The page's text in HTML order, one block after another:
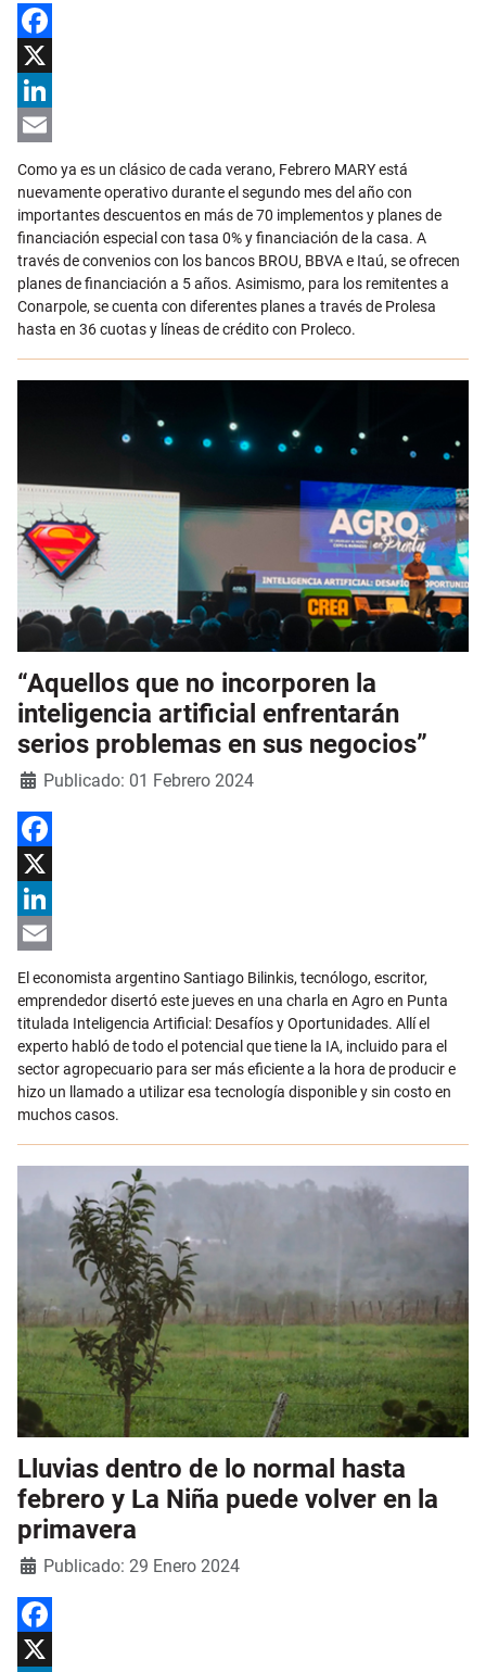
Facebook
X
LinkedIn
Como ya es un clásico de cada verano, Febrero MARY está
nuevamente operativo durante el segundo mes del año con
importantes descuentos en más de 70 implementos y planes de
financiación especial con tasa 0% y financiación de la casa. A
través de convenios con los bancos BROU, BBVA e Itaú, se ofrecen
planes de financiación a 5 años. Asimismo, para los remitentes a
Conarpole, se cuenta con diferentes planes a través de Prolesa
hasta en 36 cuotas y líneas de crédito con Proleco.
“Aquellos que no incorporen la
inteligencia artificial enfrentarán
serios problemas en sus negocios”
DetallesPublicado: 01 Febrero 2024
Facebook
X
LinkedIn
Email
El economista argentino Santiago Bilinkis, tecnólogo, escritor,
emprendedor disertó este jueves en una charla en Agro en Punta
titulada Inteligencia Artificial: Desafíos y Oportunidades. Allí el
experto habló de todo el potencial que tiene la IA, incluido para el
sector agropecuario para ser más eficiente a la hora de producir e
hizo un llamado a utilizar esa tecnología disponible y sin costo en
muchos casos.
Lluvias dentro de lo normal hasta
febrero y La Niña puede volver en la
primavera
DetallesPublicado: 29 Enero 2024
Facebook